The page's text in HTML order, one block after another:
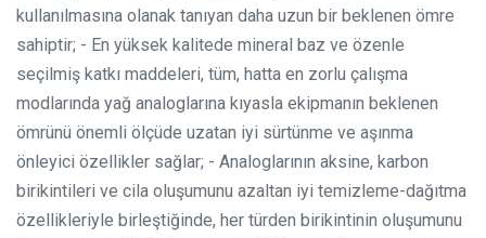
kullanılmasına olanak tanıyan daha uzun bir beklenen ömre
sahiptir; - En yüksek kalitede mineral baz ve özenle
seçilmiş katkı maddeleri, tüm, hatta en zorlu çalışma
modlarında yağ analoglarına kıyasla ekipmanın beklenen
ömrünü önemli ölçüde uzatan iyi sürtünme ve aşınma
önleyici özellikler sağlar; - Analoglarının aksine, karbon
birikintileri ve cila oluşumunu azaltan iyi temizleme-dağıtma
özellikleriyle birleştiğinde, her türden birikintinin oluşumunu